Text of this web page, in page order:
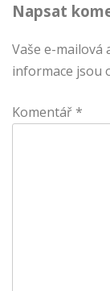
Napsat
Vaše e-mailová
informace jsou
Komentář *